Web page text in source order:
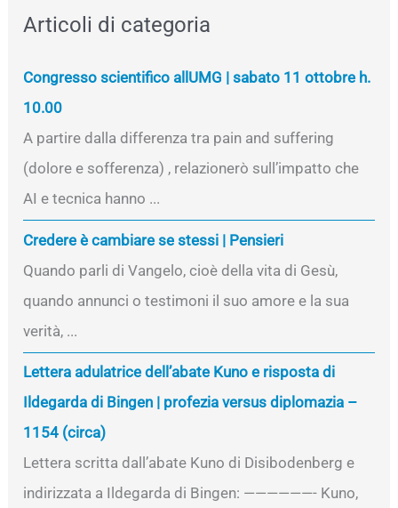
Articoli di categoria
Congresso scientifico allUMG | sabato 11 ottobre h.
10.00
A partire dalla differenza tra pain and suffering
(dolore e sofferenza) , relazionerò sull’impatto che
AI e tecnica hanno ...
Credere è cambiare se stessi | Pensieri
Quando parli di Vangelo, cioè della vita di Gesù,
quando annunci o testimoni il suo amore e la sua
verità, ...
Lettera adulatrice dell’abate Kuno e risposta di
Ildegarda di Bingen | profezia versus diplomazia –
1154 (circa)
Lettera scritta dall’abate Kuno di Disibodenberg e
indirizzata a Ildegarda di Bingen: ——————- Kuno,